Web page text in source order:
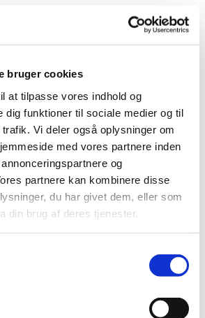
bruger cookies
at tilpasse vores indhold og
dig funktioner til sociale medier og til
Vi deler også oplysninger om
med vores partnere inden
og
partnere kan kombinere disse
du har givet dem, eller som
din brug af deres tjenester.
Snerydning
af hus
kontakt til dig? Benyt dig af